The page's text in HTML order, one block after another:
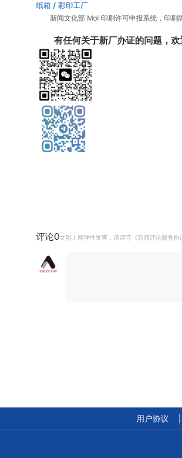
纸箱 / 彩印工厂
新闻文化部 MoI 印刷许可申报系统，印刷
有任何关于新厂办证的问题，
评论0文明上网理性发言，请遵守《新闻评论服务协
用户协议